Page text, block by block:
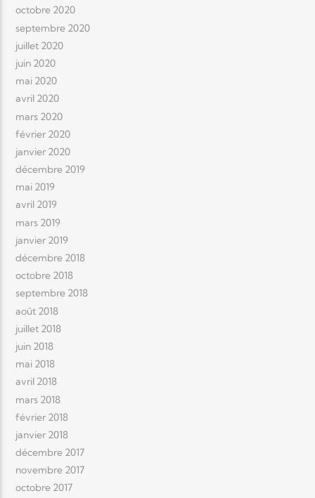
octobre 2020
septembre 2020
juillet 2020
juin 2020
mai 2020
avril 2020
mars 2020
février 2020
janvier 2020
décembre 2019
mai 2019
avril 2019
mars 2019
janvier 2019
décembre 2018
octobre 2018
septembre 2018
août 2018
juillet 2018
juin 2018
mai 2018
avril 2018
mars 2018
février 2018
janvier 2018
décembre 2017
novembre 2017
octobre 2017